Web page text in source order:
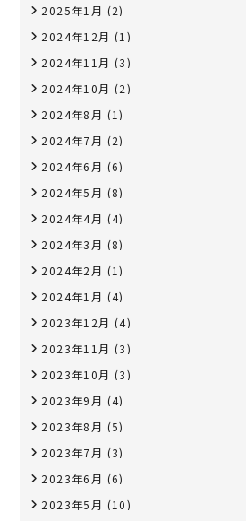
2025年1月 (2)
2024年12月 (1)
2024年11月 (3)
2024年10月 (2)
2024年8月 (1)
2024年7月 (2)
2024年6月 (6)
2024年5月 (8)
2024年4月 (4)
2024年3月 (8)
2024年2月 (1)
2024年1月 (4)
2023年12月 (4)
2023年11月 (3)
2023年10月 (3)
2023年9月 (4)
2023年8月 (5)
2023年7月 (3)
2023年6月 (6)
2023年5月 (10)